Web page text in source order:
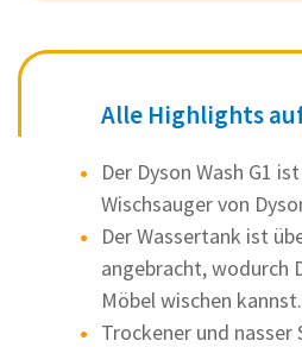
Alle Highlights
Der Dyson Wash G1
Wischsauger von
Der Wassertank ist
angebracht, wodurch
Möbel wischen kannst.
Trockener und nasser